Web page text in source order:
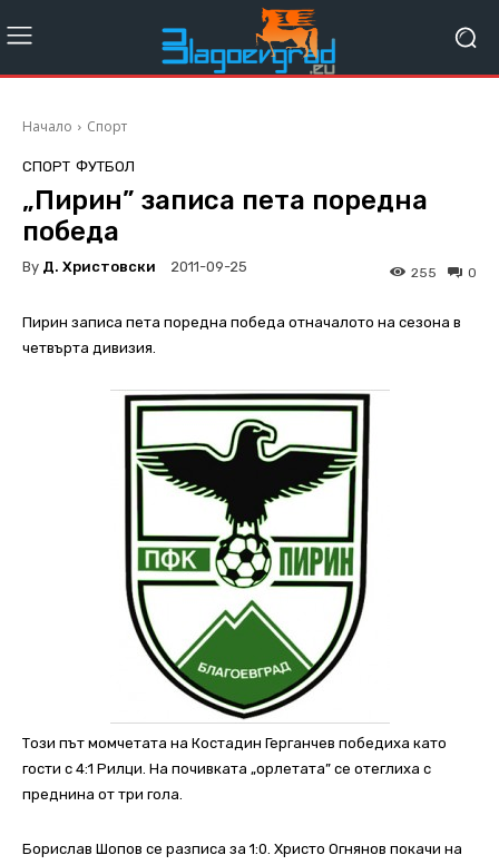
Начало Спорт
СПОРТ ФУТБОЛ
„Пирин” записа пета поредна
победа
By Д. Христовски 2011-09-25 0
255
Пирин записа пета поредна победа отначалото на сезона в
четвърта дивизия.
Този път момчетата на Костадин Герганчев победиха като
гости с 4:1 Рилци. На почивката „орлетата” се отеглиха с
преднина от три гола.
Борислав Шопов се разписа за 1:0. Христо Огнянов покачи на